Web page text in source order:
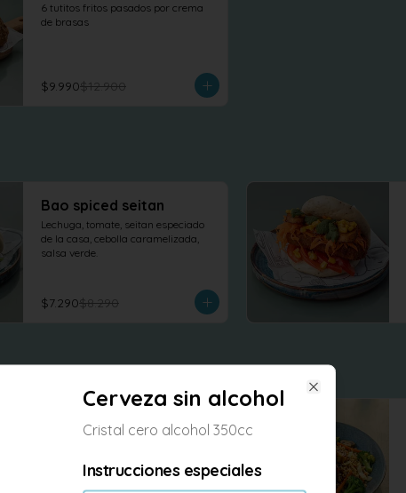
6 tutitos fritos pasados por crema
de brasas
$9.990$12.900
Bao spiced seitan
Lechuga, tomate, seitan especiado
de la casa, cebolla caramelizada,
salsa verde.
$7.290$8.290
Rice wok chicken
tofu revuelto
Cerveza sin alcohol
Cristal cero alcohol 350cc
Instrucciones especiales